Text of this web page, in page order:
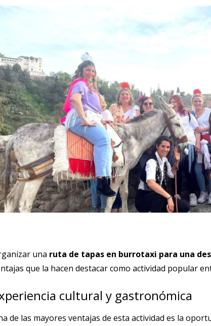
una ruta de tapas en burrotaxi para una
que la hacen destacar como actividad popular
cultural y gastronómica
de las mayores ventajas de esta actividad es la